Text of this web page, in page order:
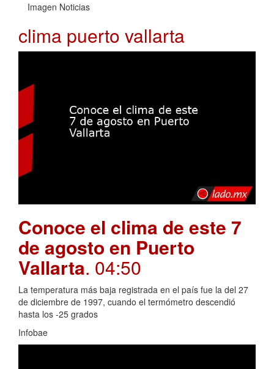
Imagen Noticias
clima puerto vallarta
Conoce el clima de este 7
de agosto en Puerto
Vallarta. 04:50
La temperatura más baja registrada en el país fue la del 27
de diciembre de 1997, cuando el termómetro descendió
hasta los -25 grados
Infobae